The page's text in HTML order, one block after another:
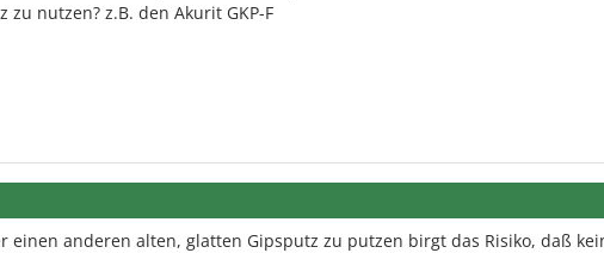
zu nutzen? z.B. den Akurit GKP-F
einen anderen alten, glatten Gipsputz zu putzen birgt das Risiko, daß